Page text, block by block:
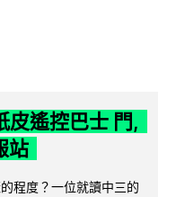
皮遙控巴士 門,
站
程度？一位就讀中三的